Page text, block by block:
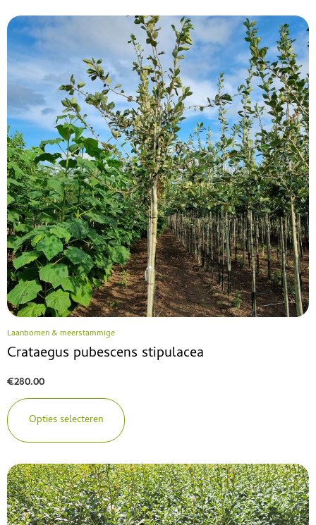
Laanbomen & meerstammige
Crataegus pubescens stipulacea
€280.00
Opties selecteren